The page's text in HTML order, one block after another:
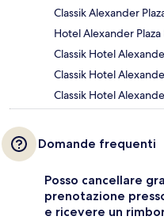
Classik Alexander
Hotel Alexander
Classik Hotel
Classik Hotel
Classik Hotel
Domande frequenti
Posso cancellare
prenotazione
e ricevere un